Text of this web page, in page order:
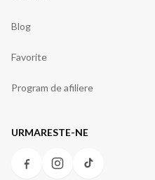
Blog
Favorite
Program de afiliere
URMARESTE-NE